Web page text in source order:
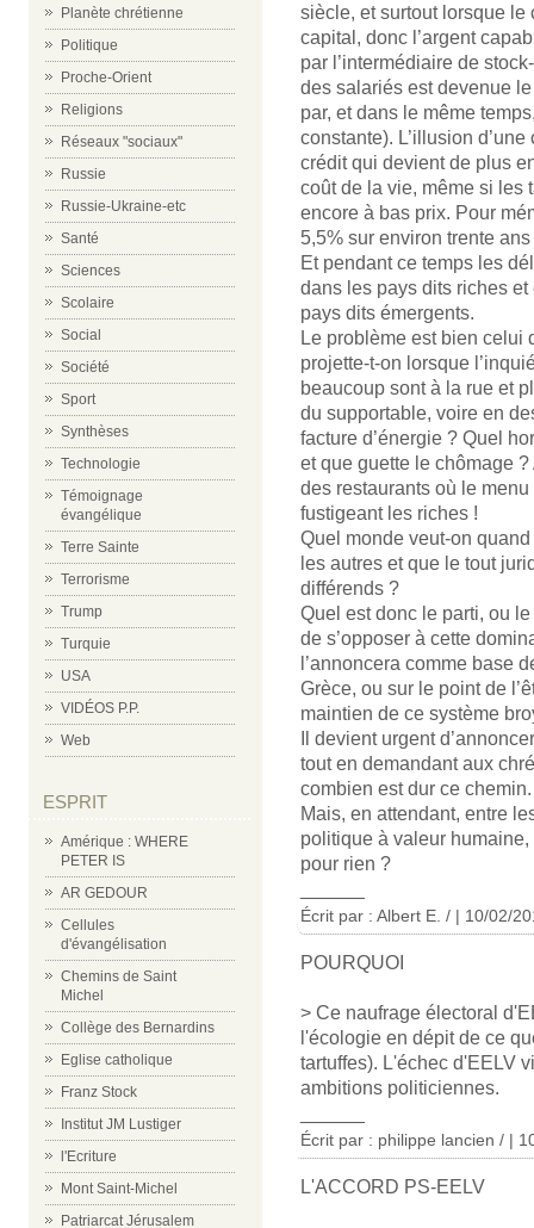
Planète chrétienne
Politique
Proche-Orient
Religions
Réseaux "sociaux"
Russie
Russie-Ukraine-etc
Santé
Sciences
Scolaire
Social
Société
Sport
Synthèses
Technologie
Témoignage
évangélique
Terre Sainte
Terrorisme
Trump
Turquie
USA
VIDÉOS P.P.
Web
ESPRIT
Amérique : WHERE
PETER IS
AR GEDOUR
Cellules
d'évangélisation
Chemins de Saint
Michel
Collège des Bernardins
Eglise catholique
Franz Stock
Institut JM Lustiger
l'Ecriture
Mont Saint-Michel
Patriarcat Jérusalem
siècle, et surtout lorsque
capital, donc l’argent
par l’intermédiaire de
des salariés est devenue
par, et dans le même
constante). L’illusion
crédit qui devient de plus
coût de la vie, même si les
encore à bas prix. Pour
5,5% sur environ trente
Et pendant ce temps les
dans les pays dits riches
pays dits émergents.
Le problème est bien celui
projette-t-on lorsque
beaucoup sont à la rue et
du supportable, voire en
facture d’énergie ? Quel
et que guette le chômage ?
des restaurants où le
fustigeant les riches !
Quel monde veut-on
les autres et que le tout
différends ?
Quel est donc le parti, ou
de s’opposer à cette
l’annoncera comme base
Grèce, ou sur le point de
maintien de ce système
Il devient urgent
tout en demandant aux
combien est dur ce chemin.
Mais, en attendant, entre
politique à valeur
pour rien ?
Écrit par : Albert E. / | 10/02/
POURQUOI
> Ce naufrage électoral
l'écologie en dépit de ce
tartuffes). L'échec d'EELV
ambitions politiciennes.
Écrit par : philippe lancien / |
L'ACCORD PS-EELV